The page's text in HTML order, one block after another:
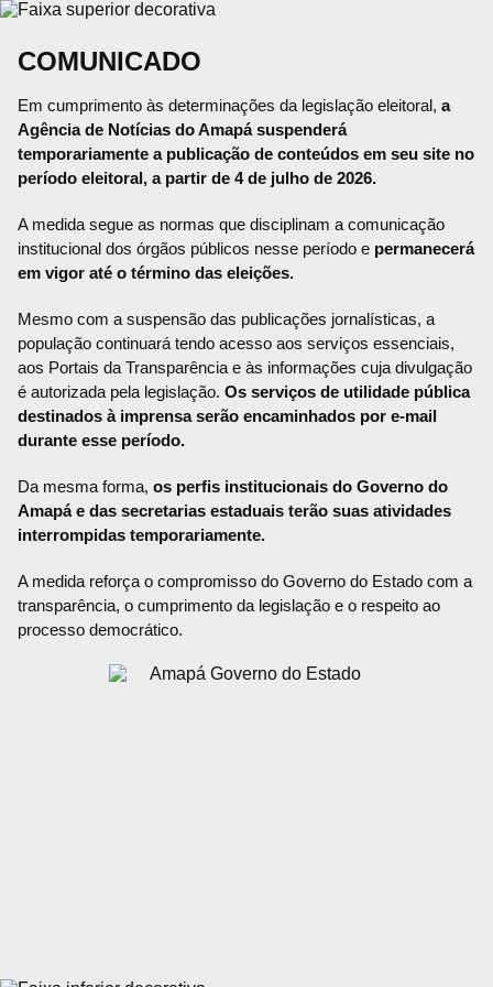
COMUNICADO
Em cumprimento às determinações da legislação eleitoral, a
Agência de Notícias do Amapá suspenderá
temporariamente a publicação de conteúdos em seu site no
período eleitoral, a partir de 4 de julho de 2026.
A medida segue as normas que disciplinam a comunicação
institucional dos órgãos públicos nesse período e permanecerá
em vigor até o término das eleições.
Mesmo com a suspensão das publicações jornalísticas, a
população continuará tendo acesso aos serviços essenciais,
aos Portais da Transparência e às informações cuja divulgação
é autorizada pela legislação. Os serviços de utilidade pública
destinados à imprensa serão encaminhados por e-mail
durante esse período.
Da mesma forma, os perfis institucionais do Governo do
Amapá e das secretarias estaduais terão suas atividades
interrompidas temporariamente.
A medida reforça o compromisso do Governo do Estado com a
transparência, o cumprimento da legislação e o respeito ao
processo democrático.